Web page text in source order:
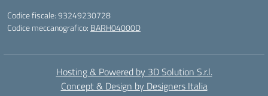
Codice fiscale: 93249230728
Codice meccanografico: BARH04000D
Hosting & Powered by 3D Solution S.r.l.
Concept & Design by Designers Italia